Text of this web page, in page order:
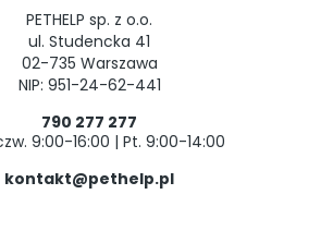
PETHELP sp. z o.o.
ul. Studencka 41
02-735 Warszawa
NIP: 951-24-62-441
790 277 277
9:00-16:00 | Pt. 9:00-14:00
kontakt@pethelp.pl